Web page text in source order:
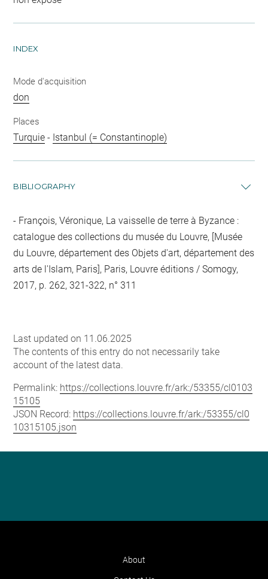
INDEX
Mode d'acquisition
don
Places
Turquie - Istanbul (= Constantinople)
BIBLIOGRAPHY
François, Véronique, La vaisselle de terre à Byzance :
catalogue des collections du musée du Louvre, [Musée
du Louvre, département des Objets d'art, département des
arts de l'Islam, Paris], Paris, Louvre éditions / Somogy,
2017, p. 262, 321-322, n° 311
Last updated on 11.06.2025
The contents of this entry do not necessarily take
account of the latest data.
Permalink: https://collections.louvre.fr/ark:/53355/cl0103
15105
JSON Record: https://collections.louvre.fr/ark:/53355/cl0
10315105.json
About